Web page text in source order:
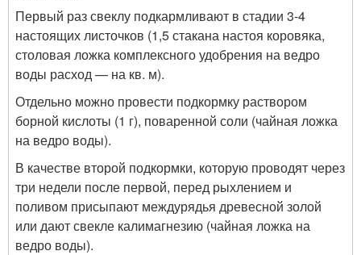
Первый раз свеклу подкармливают в стадии 3-4
настоящих листочков (1,5 стакана настоя коровяка,
столовая ложка комплексного удобрения на ведро
воды расход — на кв. м).
Отдельно можно провести подкормку раствором
борной кислоты (1 г), поваренной соли (чайная ложка
на ведро воды).
В качестве второй подкормки, которую проводят через
три недели после первой, перед рыхлением и
поливом присыпают междурядья древесной золой
или дают свекле калимагнезию (чайная ложка на
ведро воды).